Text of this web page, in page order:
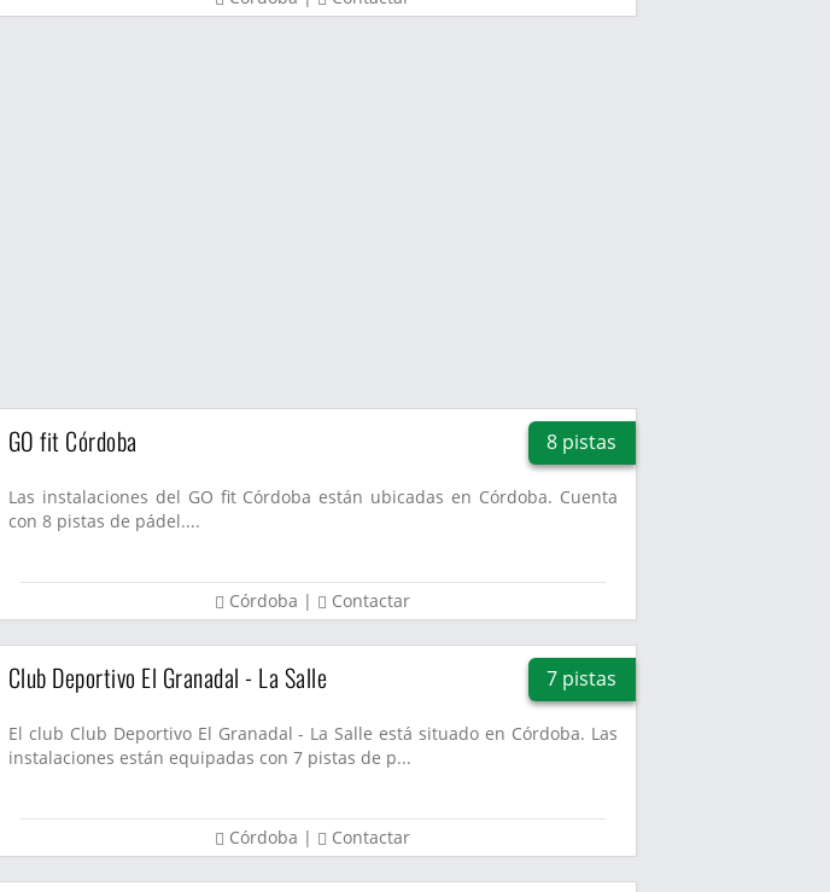
GO fit Córdoba 8 pistas
Las instalaciones del GO fit Córdoba están ubicadas en Córdoba. Cuenta
con 8 pistas de pádel....
Córdoba | Contactar
Club Deportivo El Granadal - La Salle 7 pistas
El club Club Deportivo El Granadal - La Salle está situado en Córdoba. Las
instalaciones están equipadas con 7 pistas de p...
Córdoba | Contactar